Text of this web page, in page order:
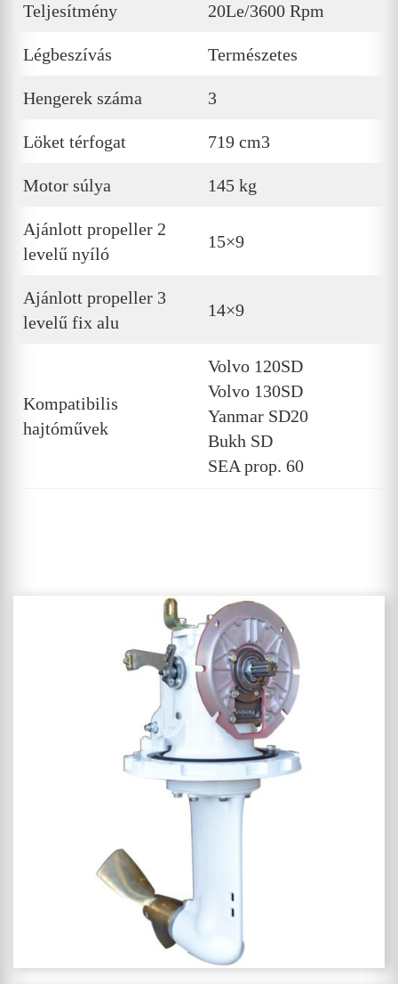
Teljesítmény 20Le/3600 Rpm
Légbeszívás Természetes
Hengerek száma 3
Löket térfogat 719 cm3
Motor súlya 145 kg
Ajánlott propeller 2
levelű nyíló
15×9
Ajánlott propeller 3
levelű fix alu
14×9
Kompatibilis
hajtóművek
Volvo 120SD
Volvo 130SD
Yanmar SD20
Bukh SD
SEA prop. 60